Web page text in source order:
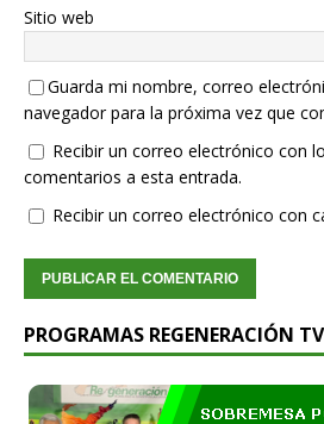
Sitio web
Guarda mi nombre, correo
navegador para la próxima vez que
Recibir un correo electrónico con
comentarios a esta entrada.
Recibir un correo electrónico con
PROGRAMAS REGENERACIÓN TV